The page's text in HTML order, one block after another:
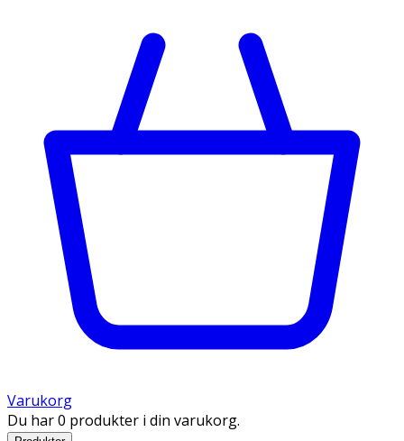
Varukorg
Du har 0 produkter i din varukorg.